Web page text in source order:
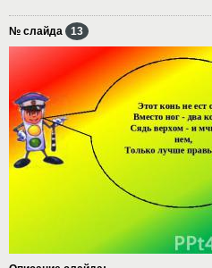
№ слайда 13